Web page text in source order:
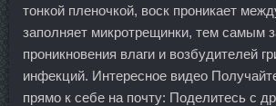
тонкой пленочкой, воск проникает
заполняет микротрещинки, тем самым
проникновения влаги и возбудителей
инфекций. Интересное видео
прямо к себе на почту: Поделитесь с